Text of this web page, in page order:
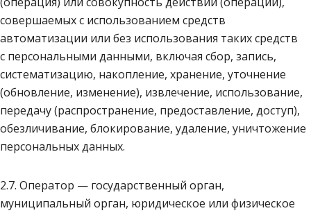
совершаемых с использованием средств
автоматизации или без использования таких средств
с персональными данными, включая сбор, запись,
систематизацию, накопление, хранение, уточнение
(обновление, изменение), извлечение, использование,
передачу (распространение, предоставление, доступ),
обезличивание, блокирование, удаление, уничтожение
персональных данных.
2.7. Оператор — государственный орган,
муниципальный орган, юридическое или физическое